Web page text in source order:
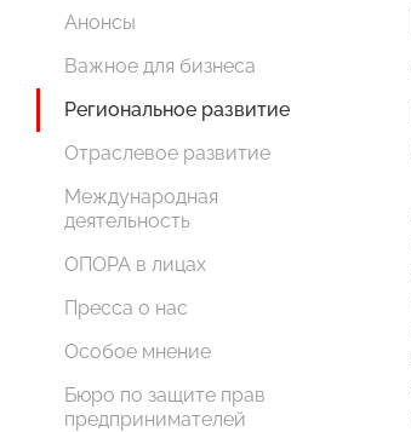
Анонсы
Важное для бизнеса
Региональное развитие
Отраслевое развитие
Международная
деятельность
ОПОРА в лицах
Пресса о нас
Особое мнение
Бюро по защите прав
предпринимателей